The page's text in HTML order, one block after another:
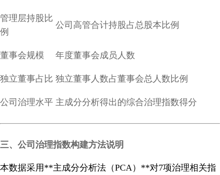
管理层持股比
例
公司高管合计持股占总股本比例
董事会规模 年度董事会成员人数
独立董事占比 独立董事人数占董事会总人数比例
公司治理水平 主成分分析得出的综合治理指数得分
三、公司治理指数构建方法说明
本数据采用**主成分分析法（PCA）**对7项治理相关指